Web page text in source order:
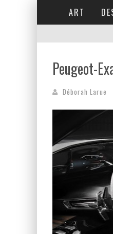
ART
Peugeot-
Déborah Larue